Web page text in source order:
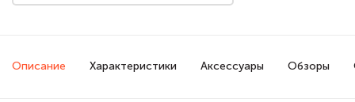
Описание Характеристики Аксессуары Обзоры